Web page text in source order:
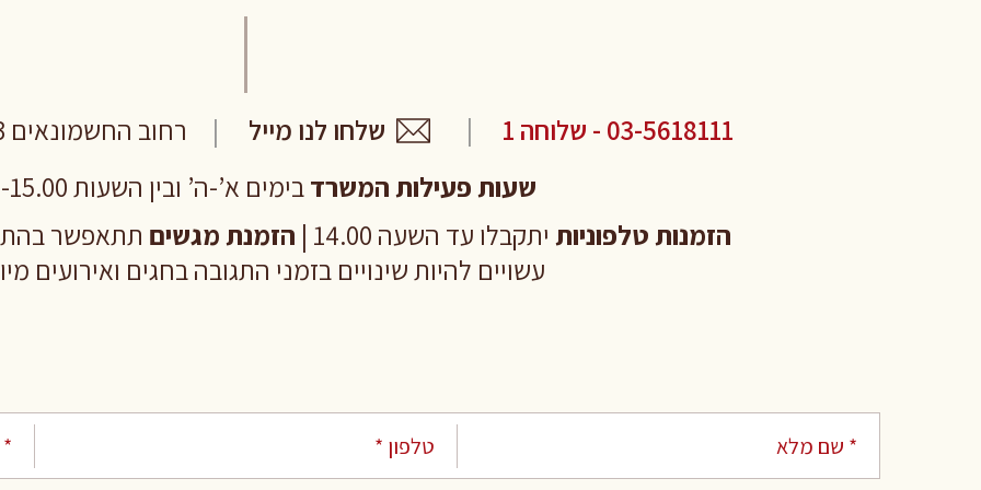
03-5618111 - שלוחה 1 שלחו לנו מייל
רחוב החשמונאים 103 תל אביב
שעות פעילות המשרדבימים א’-ה’ ובין השעות 8.00-15.00
הזמנות טלפוניות יתקבלו עד השעה 14.00 | הזמנת מגשים תתאפשר בהתראה של
עשויים להיות שינויים בזמני התגובה בחגים ואירועים